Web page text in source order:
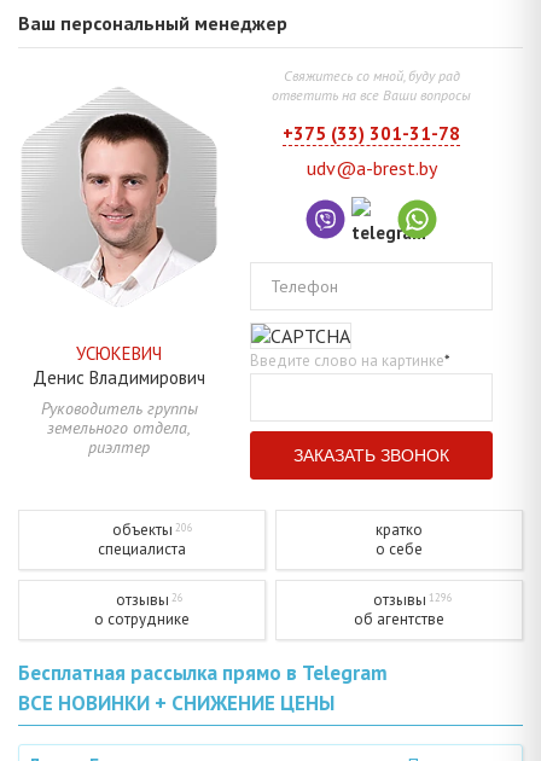
Ваш персональный менеджер
УСЮКЕВИЧ
Денис Владимирович
Руководитель группы
земельного отдела,
риэлтер
Свяжитесь со мной, буду рад
ответить на все Ваши вопросы
+375 (33) 301-31-78
udv@a-brest.by
Телефон
Введите слово на картинке*
объекты 206
специалиста
кратко
о себе
отзывы 26
о сотруднике
отзывы 1296
об агентстве
Бесплатная рассылка прямо в Telegram
ВСЕ НОВИНКИ + СНИЖЕНИЕ ЦЕНЫ